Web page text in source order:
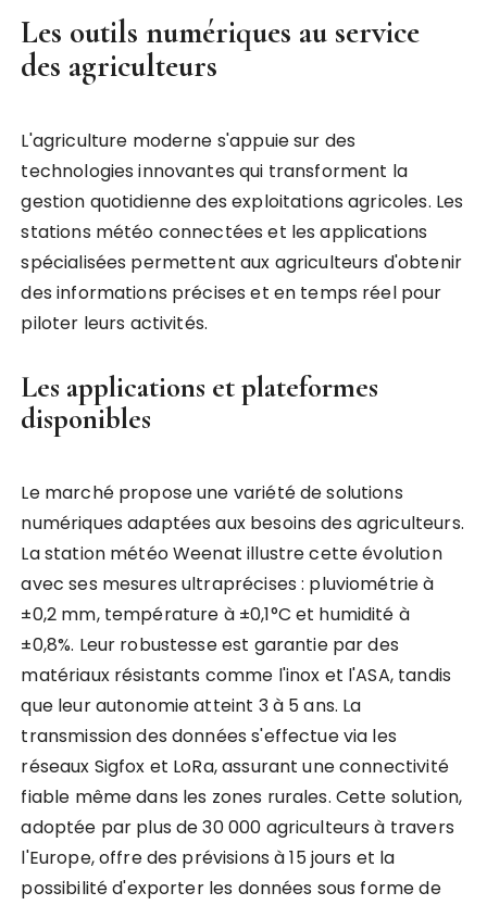
Les outils numériques au service
des agriculteurs
L'agriculture moderne s'appuie sur des
technologies innovantes qui transforment la
gestion quotidienne des exploitations agricoles. Les
stations météo connectées et les applications
spécialisées permettent aux agriculteurs d'obtenir
des informations précises et en temps réel pour
piloter leurs activités.
Les applications et plateformes
disponibles
Le marché propose une variété de solutions
numériques adaptées aux besoins des agriculteurs.
La station météo Weenat illustre cette évolution
avec ses mesures ultraprécises : pluviométrie à
±0,2 mm, température à ±0,1°C et humidité à
±0,8%. Leur robustesse est garantie par des
matériaux résistants comme l'inox et l'ASA, tandis
que leur autonomie atteint 3 à 5 ans. La
transmission des données s'effectue via les
réseaux Sigfox et LoRa, assurant une connectivité
fiable même dans les zones rurales. Cette solution,
adoptée par plus de 30 000 agriculteurs à travers
l'Europe, offre des prévisions à 15 jours et la
possibilité d'exporter les données sous forme de